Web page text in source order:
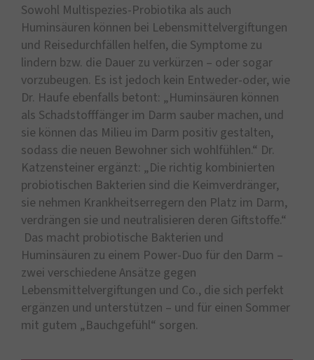
Sowohl Multispezies-Probiotika als auch
Huminsäuren können bei Lebensmittelvergiftungen
und Reisedurchfällen helfen, die Symptome zu
lindern bzw. die Dauer zu verkürzen – oder sogar
vorzubeugen. Es ist jedoch kein Entweder-oder, wie
Dr. Haufe ebenfalls betont: „Huminsäuren können
als Schadstofffänger im Darm sauber machen, und
sie können das Milieu im Darm positiv gestalten,
sodass die neuen Bewohner sich wohlfühlen.“ Dr.
Katzensteiner ergänzt: „Die richtig kombinierten
probiotischen Bakterien sind die Keimverdränger,
sie nehmen Krankheitserregern den Platz im Darm,
verdrängen sie und neutralisieren deren Giftstoffe.“
Das macht probiotische Bakterien und
Huminsäuren zu einem Power-Duo für den Darm –
zwei verschiedene Ansätze gegen
Lebensmittelvergiftungen und Co., die sich perfekt
ergänzen und unterstützen – und für einen Sommer
mit gutem „Bauchgefühl“ sorgen.